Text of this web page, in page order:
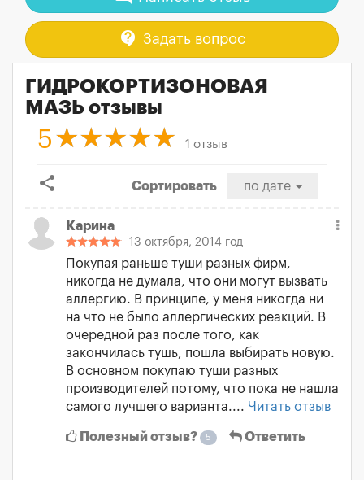
contact_support Задать вопрос
ГИДРОКОРТИЗОНОВАЯ
МАЗЬ отзывы
5 1 отзыв
share Сортировать по дате
Карина
13 октября, 2014 год
Покупая раньше туши разных фирм,
никогда не думала, что они могут вызвать
аллергию. В принципе, у меня никогда ни
на что не было аллергических реакций. В
очередной раз после того, как
закончилась тушь, пошла выбирать новую.
В основном покупаю туши разных
производителей потому, что пока не нашла
самого лучшего варианта.... Читать отзыв
Полезный отзыв? 5 Ответить